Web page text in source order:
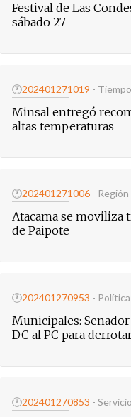
Festival de Las
sábado 27
🕐202401271019 - Tiempo
Minsal entregó
altas temperaturas
🕐202401271006 -
Atacama se moviliza
de Paipote
🕐202401270953 - Política
Municipales:
DC al PC para
🕐202401270853 -